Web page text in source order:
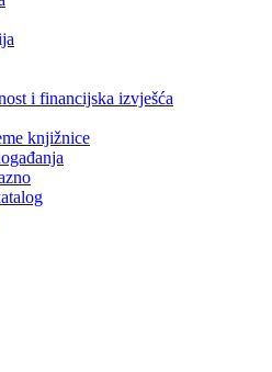
i financijska izvješća
knjižnice